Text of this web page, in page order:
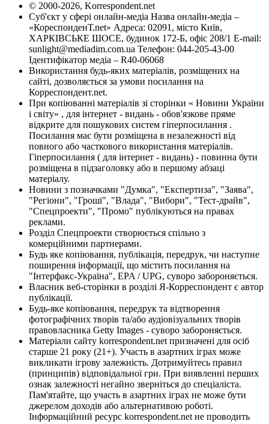
© 2000-2026, Korrespondent.net
Суб'єкт у сфері онлайн-медіа Назва онлайн-медіа –
«КореспонденТ.net» Адреса: 02091, місто Київ,
ХАРКІВСЬКЕ ШОСЕ, будинок 172-Б, офіс 208/1 E-mail:
sunlight@mediadim.com.ua Телефон: 044-205-43-00
Ідентифікатор медіа – R40-06068
Використання будь-яких матеріалів, розміщених на
сайті, дозволяється за умови посилання на
Корреспондент.net.
При копіюванні матеріалів зі сторінки « Новини України
і світу» , для інтернет - видань - обов'язкове пряме
відкрите для пошукових систем гіперпосилання .
Посилання має бути розміщена в незалежності від
повного або часткового використання матеріалів.
Гіперпосилання ( для інтернет - видань) - повинна бути
розміщена в підзаголовку або в першому абзаці
матеріалу.
Новини з позначками "Думка", "Експертиза", "Заява",
"Регіони", "Гроші", "Влада", "Вибори", "Тест-драйв",
"Спецпроекти", "Промо" публікуються на правах
реклами.
Розділ Спецпроекти створюється спільно з
комерційними партнерами.
Будь яке копіювання, публікація, передрук, чи наступне
поширення інформації, що містить посилання на
"Інтерфакс-Україна", EPA / UPG, суворо забороняється.
Власник веб-сторінки в розділі Я-Корреспондент є автор
публікації.
Будь-яке копіювання, передрук та відтворення
фотографічних творів та/або аудіовізуальних творів
правовласника Getty Images - суворо забороняється.
Матеріали сайту korrespondent.net призначені для осіб
старше 21 року (21+). Участь в азартних іграх може
викликати ігрову залежність. Дотримуйтесь правил
(принципів) відповідальної гри. При виявленні перших
ознак залежності негайно зверніться до спеціаліста.
Пам'ятайте, що участь в азартних іграх не може бути
джерелом доходів або альтернативою роботі.
Інформаційний ресурс korrespondent.net не проводить